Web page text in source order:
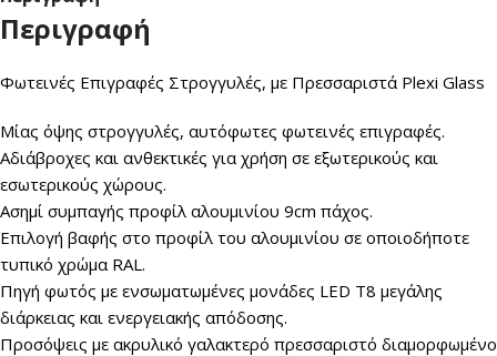
Περιγραφή
Φωτεινές Επιγραφές Στρογγυλές, με Πρεσσαριστά Plexi Glass
Μίας όψης στρογγυλές, αυτόφωτες φωτεινές επιγραφές.
Αδιάβροχες και ανθεκτικές για χρήση σε εξωτερικούς και
εσωτερικούς χώρους.
Ασημί συμπαγής προφίλ αλουμινίου 9cm πάχος.
Επιλογή βαφής στο προφίλ του αλουμινίου σε οποιοδήποτε
τυπικό χρώμα RAL.
Πηγή φωτός με ενσωματωμένες μονάδες LED Τ8 μεγάλης
διάρκειας και ενεργειακής απόδοσης.
Προσόψεις με ακρυλικό γαλακτερό πρεσσαριστό διαμορφωμένο